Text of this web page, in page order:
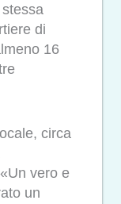
di
16
circa
vero e
un